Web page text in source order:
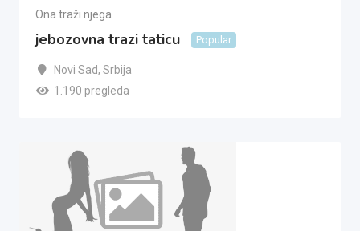
Ona traži njega
jebozovna trazi taticu Popular
Novi Sad, Srbija
1.190 pregleda